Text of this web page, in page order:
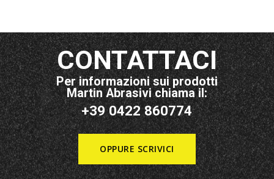
CONTATTACI
Per informazioni sui prodotti
Martin Abrasivi chiama il:
+39 0422 860774
OPPURE SCRIVICI